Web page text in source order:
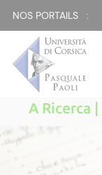
NOS PORTAILS :
A Ricerca |